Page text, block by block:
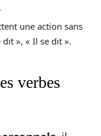
une action sans
», « Il se dit ».
verbes